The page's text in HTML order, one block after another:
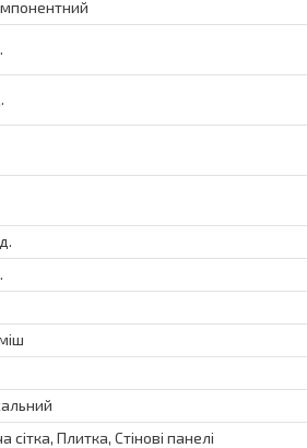
сітка, Плитка, Стінові панелі